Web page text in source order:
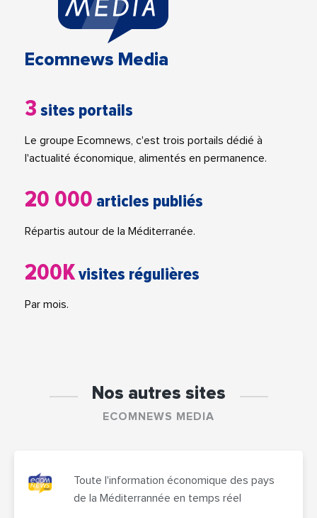
Ecomnews Media
3 sites portails
Le groupe Ecomnews, c'est trois portails dédié à
l'actualité économique, alimentés en permanence.
20 000 articles publiés
Répartis autour de la Méditerranée.
200Kvisites régulières
Par mois.
Nos autres sites
ECOMNEWS MEDIA
Toute l'information économique des pays
de la Méditerrannée en temps réel